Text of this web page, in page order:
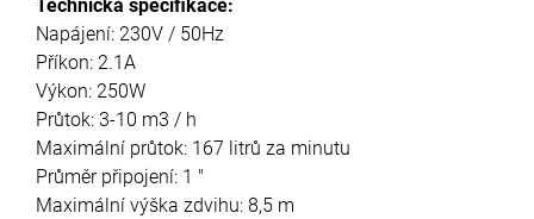
Technická specifikace:
Napájení: 230V / 50Hz
Příkon: 2.1A
Výkon: 250W
Průtok: 3-10 m3 / h
Maximální průtok: 167 litrů za minutu
Průměr připojení: 1 "
Maximální výška zdvihu: 8,5 m